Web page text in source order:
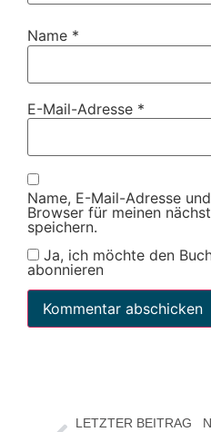
Name *
E-Mail-Adresse *
Name, E-Mail-Adresse
Browser für meinen
speichern.
Ja, ich möchte den
abonnieren
LETZTER BEITRAG